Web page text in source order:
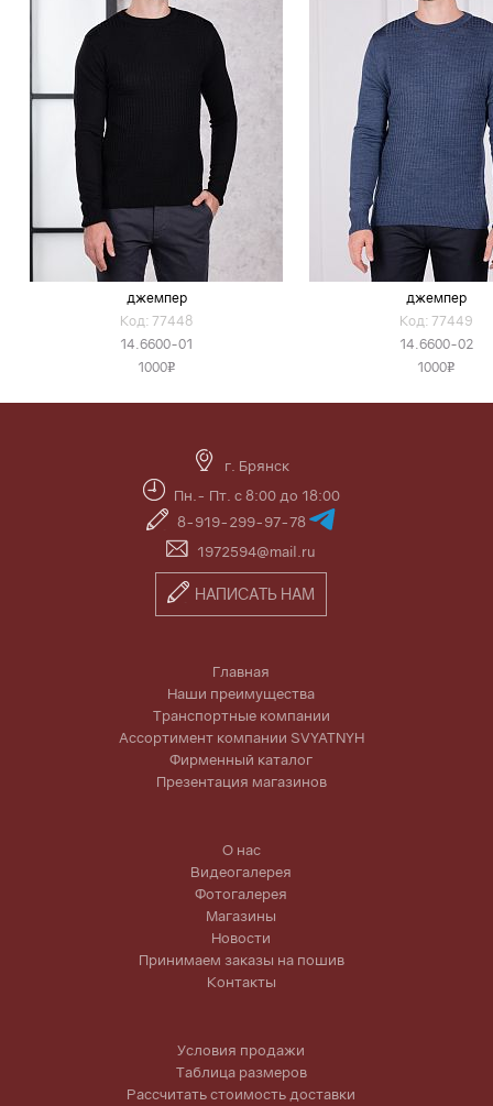
джемпер
Код: 77448
14.6600-01
1000v
джемпер
Код: 77449
14.6600-02
1000v
г. Брянск
Пн.- Пт. с 8:00 до 18:00
8-919-299-97-78
1972594@mail.ru
НАПИСАТЬ НАМ
Главная
Наши преимущества
Транспортные компании
Ассортимент компании SVYATNYH
Фирменный каталог
Презентация магазинов
О нас
Видеогалерея
Фотогалерея
Магазины
Новости
Принимаем заказы на пошив
Контакты
Условия продажи
Таблица размеров
Рассчитать стоимость доставки